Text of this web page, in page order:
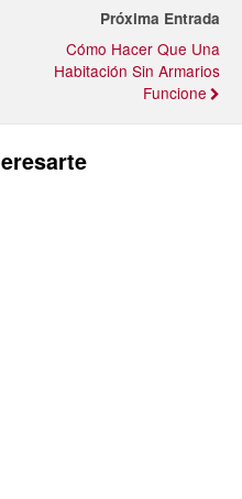
Próxima Entrada
Cómo Hacer Que Una
Habitación Sin Armarios
Funcione